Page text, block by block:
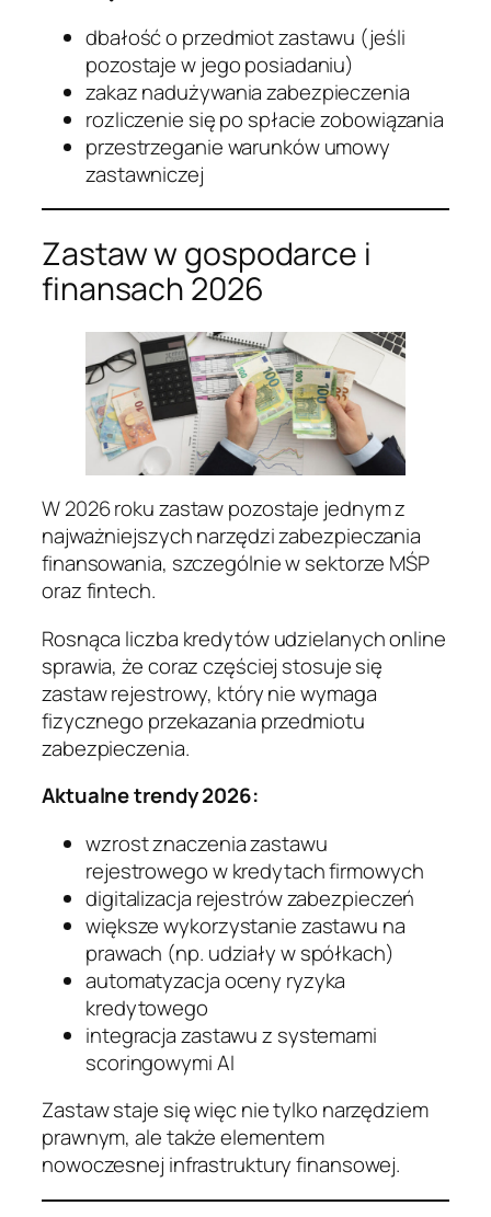
dbałość o przedmiot zastawu (jeśli
pozostaje w jego posiadaniu)
zakaz nadużywania zabezpieczenia
rozliczenie się po spłacie zobowiązania
przestrzeganie warunków umowy
zastawniczej
Zastaw w gospodarce i
finansach 2026
W 2026 roku zastaw pozostaje jednym z
najważniejszych narzędzi zabezpieczania
finansowania, szczególnie w sektorze MŚP
oraz fintech.
Rosnąca liczba kredytów udzielanych online
sprawia, że coraz częściej stosuje się
zastaw rejestrowy, który nie wymaga
fizycznego przekazania przedmiotu
zabezpieczenia.
Aktualne trendy 2026:
wzrost znaczenia zastawu
rejestrowego w kredytach firmowych
digitalizacja rejestrów zabezpieczeń
większe wykorzystanie zastawu na
prawach (np. udziały w spółkach)
automatyzacja oceny ryzyka
kredytowego
integracja zastawu z systemami
scoringowymi AI
Zastaw staje się więc nie tylko narzędziem
prawnym, ale także elementem
nowoczesnej infrastruktury finansowej.